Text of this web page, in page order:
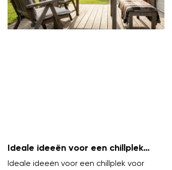
Ideale ideeën voor een chillplek
voor tieners
Ideale ideeën voor een chillplek voor